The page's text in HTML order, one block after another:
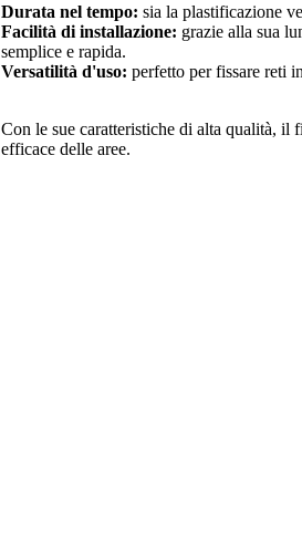
Durata nel tempo: sia la plastificazione
Facilità di installazione: grazie alla sua
semplice e rapida.
Versatilità d'uso: perfetto per fissare reti
Con le sue caratteristiche di alta qualità, il
efficace delle aree.